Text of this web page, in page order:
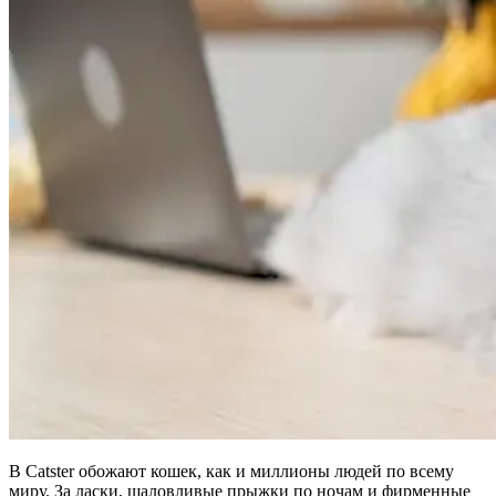
В Catster обожают кошек, как и миллионы людей по всему
миру. За ласки, шаловливые прыжки по ночам и фирменные